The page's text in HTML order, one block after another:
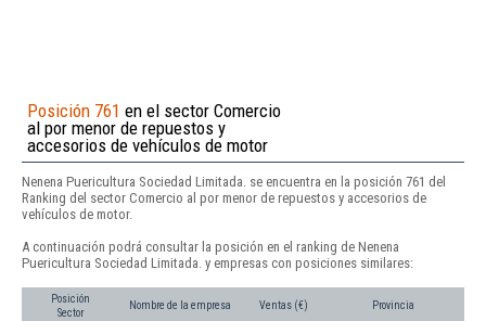
Posición 761 en el sector Comercio
al por menor de repuestos y
accesorios de vehículos de motor
Nenena Puericultura Sociedad Limitada. se encuentra en la posición 761 del
Ranking del sector Comercio al por menor de repuestos y accesorios de
vehículos de motor.
A continuación podrá consultar la posición en el ranking de Nenena
Puericultura Sociedad Limitada. y empresas con posiciones similares:
Posición
Sector
Nombre de la empresa Ventas (€) Provincia